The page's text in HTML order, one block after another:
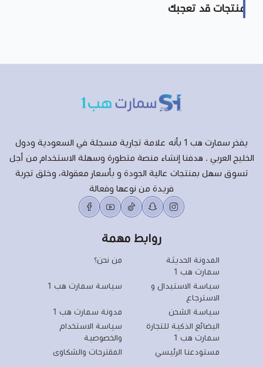
منتجات قد تعجبك
يفخر سمارت هب 1 بأنه علامة تجارية مسجلة في السعودية ودول
الخليج العربي . هدفنا إنشاء منصة متطورة وسهلة الاستخدام من أجل
تسوق سهل بمنتجات عالية الجودة و بأسعار معقولة، وخلق تجربة
فريدة من نوعها وفعالة
روابط مهمة
المدونة الحديثة
سمارت هب 1
من نحن؟
سياسة الاستبدال و
الاسترجاع
سياسة سمارت هب 1
سياسة الشحن
مدونة سمارت هب 1
البضائع الذكية للتجارة
سمارت هب 1
سياسة الاستخدام
والخصوصية
مستودعنا الرئيسي
المقترحات والشكاوى